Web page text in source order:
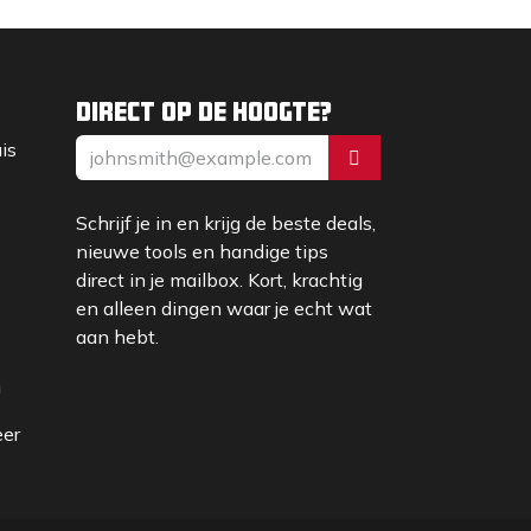
Direct op de hoogte?
Schrijf je in en krijg de beste deals,
nieuwe tools en handige tips
direct in je mailbox. Kort, krachtig
en alleen dingen waar je echt wat
aan hebt.